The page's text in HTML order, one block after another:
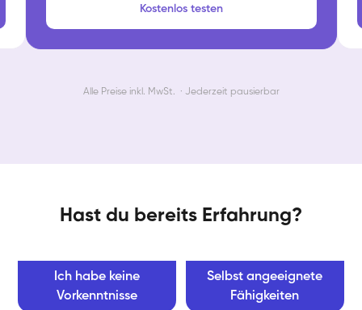
Kostenlos testen
Alle Preise inkl. MwSt. · Jederzeit pausierbar
Hast du bereits Erfahrung?
Ich habe keine
Vorkenntnisse
Selbst angeeignete
Fähigkeiten